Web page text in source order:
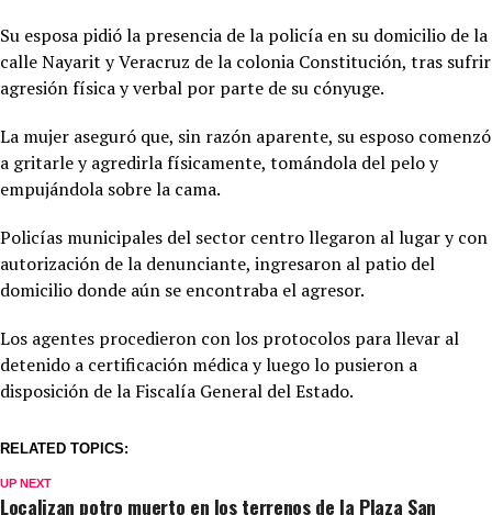
Su esposa pidió la presencia de la policía en su domicilio de la
calle Nayarit y Veracruz de la colonia Constitución, tras sufrir
agresión física y verbal por parte de su cónyuge.
La mujer aseguró que, sin razón aparente, su esposo comenzó
a gritarle y agredirla físicamente, tomándola del pelo y
empujándola sobre la cama.
Policías municipales del sector centro llegaron al lugar y con
autorización de la denunciante, ingresaron al patio del
domicilio donde aún se encontraba el agresor.
Los agentes procedieron con los protocolos para llevar al
detenido a certificación médica y luego lo pusieron a
disposición de la Fiscalía General del Estado.
RELATED TOPICS:
UP NEXT
Localizan potro muerto en los terrenos de la Plaza San